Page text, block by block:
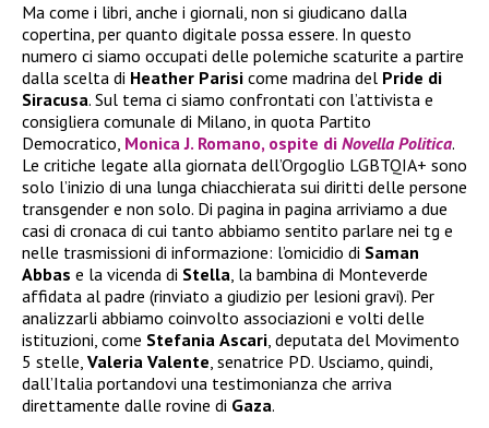
Ma come i libri, anche i giornali, non si giudicano dalla
copertina, per quanto digitale possa essere. In questo
numero ci siamo occupati delle polemiche scaturite a partire
dalla scelta di Heather Parisi come madrina del Pride di
Siracusa. Sul tema ci siamo confrontati con l’attivista e
consigliera comunale di Milano, in quota Partito
Democratico, Monica J. Romano, ospite di Novella Politica.
Le critiche legate alla giornata dell’Orgoglio LGBTQIA+ sono
solo l’inizio di una lunga chiacchierata sui diritti delle persone
transgender e non solo. Di pagina in pagina arriviamo a due
casi di cronaca di cui tanto abbiamo sentito parlare nei tg e
nelle trasmissioni di informazione: l’omicidio di Saman
Abbas e la vicenda di Stella, la bambina di Monteverde
affidata al padre (rinviato a giudizio per lesioni gravi). Per
analizzarli abbiamo coinvolto associazioni e volti delle
istituzioni, come Stefania Ascari, deputata del Movimento
5 stelle, Valeria Valente, senatrice PD. Usciamo, quindi,
dall’Italia portandovi una testimonianza che arriva
direttamente dalle rovine di Gaza.